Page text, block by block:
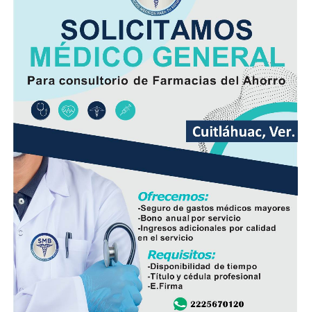
Las autoridades realizaron una inspección en el
deshuesadero para descartar riesgos adicionales y
determinar las posibles causas que originaron el
incendio.
Hasta el momento no se ha informado si el fuego fue
provocado por una falla mecánica, un cortocircuito o
algún otro factor, por lo que serán las investigaciones
correspondientes las que determinen el origen del
siniestro.